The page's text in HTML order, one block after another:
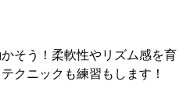
そう！柔軟性やリズム感を育
クニックも練習もします！